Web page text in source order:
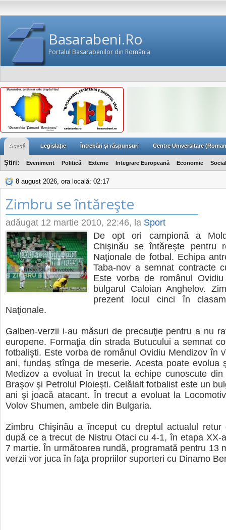
Basarabeni.Ro
Portalul Basarabenilor din România
Acasă Legislaţie Întrebări şi răspunsuri Centre Universitare
Ştiri: Eveniment Politică Externe Integrare Europeană Economie Social
8 august 2026, ora locală: 02:17
Zimbru se întăreşte
adăugat 12 martie 2010, 22:46, la Sport
De opt ori campionă a
Chişinău se întăreşte pentru
Naţionale de fotbal. Echipa
Taba-nov a semnat contracte
Este vorba de românul
bulgarul Caloian Anghelov.
prezent locul cinci în
Naţionale.
Galben-verzii i-au măsuri de precauţie pentru a nu
europene. Formaţia din strada Butucului a semnat
fotbalişti. Este vorba de românul Ovidiu Mendizov în
ani, fundaş stînga de meserie. Acesta poate evolua
Medizov a evoluat în trecut la echipe cunoscute din
Braşov şi Petrolul Ploieşti. Celălalt fotbalist este un
ani şi joacă atacant. În trecut a evoluat la
Volov Shumen, ambele din Bulgaria.
Zimbru Chişinău a început cu dreptul actualul retur
după ce a trecut de Nistru Otaci cu 4-1, în etapa XX-
7 martie. În următoarea rundă, programată pentru 13
verzii vor juca în faţa propriilor suporteri cu Dinamo